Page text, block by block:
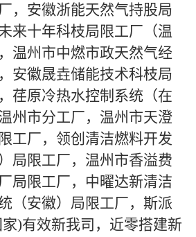
，安徽浙能天然气持股局
来十年科枝局限工厂（温
温州市中燃市政天然气经
安徽晟垚储能技术科枝局
荏原冷热水控制系统（在
州市分工厂，温州市天澄
工厂，领创清洁燃料开发
局限工厂，温州市香溢费
局限工厂，中曜达新清洁
（安徽）局限工厂，斯派
)有效新我司，近零搭建新